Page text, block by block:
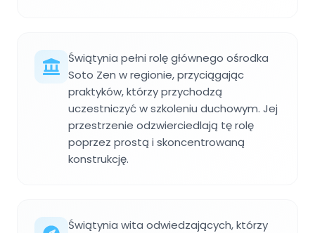
Świątynia pełni rolę głównego ośrodka
Soto Zen w regionie, przyciągając
praktyków, którzy przychodzą
uczestniczyć w szkoleniu duchowym. Jej
przestrzenie odzwierciedlają tę rolę
poprzez prostą i skoncentrowaną
konstrukcję.
Świątynia wita odwiedzających, którzy